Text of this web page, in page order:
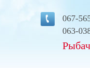
067-
063-